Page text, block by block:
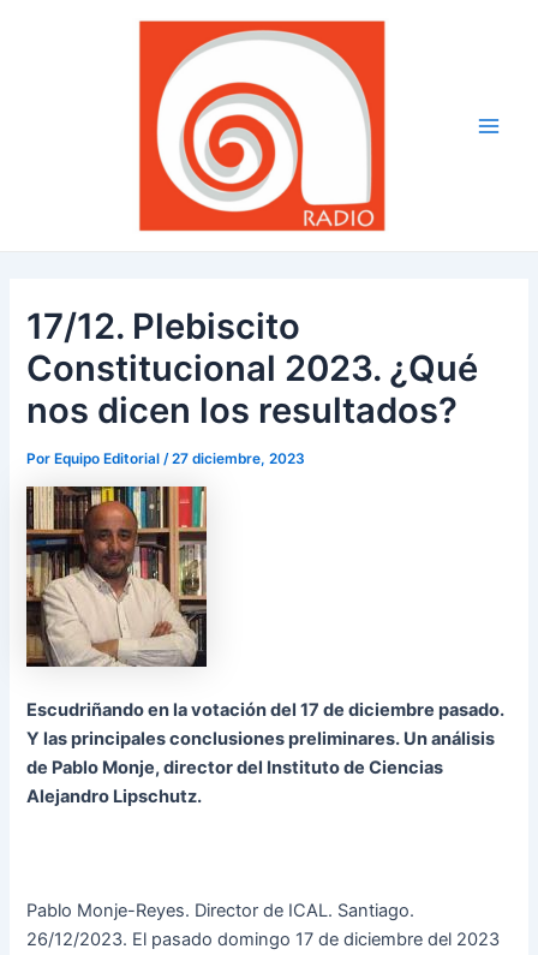
17/12. Plebiscito
Constitucional 2023. ¿Qué
nos dicen los resultados?
Por Equipo Editorial/27 diciembre, 2023
Escudriñando en la votación del 17 de diciembre pasado.
Y las principales conclusiones preliminares. Un análisis
de Pablo Monje, director del Instituto de Ciencias
Alejandro Lipschutz.
Pablo Monje-Reyes. Director de ICAL. Santiago.
26/12/2023. El pasado domingo 17 de diciembre del 2023